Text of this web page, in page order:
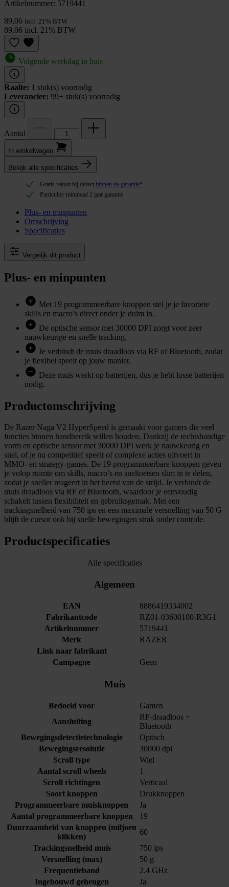
Artikelnummer: 5719441
89,06 Incl. 21% BTW
89,06 incl. 21% BTW
Volgende werkdag in huis
Raalte: 1 stuk(s) voorradig
Leverancier: 99+ stuk(s) voorradig
Aantal
In winkel­wagen
Bekijk alle specificaties
Gratis retour bij defect binnen de garantie*
Particulier minimaal 2 jaar garantie
Plus- en minpunten
Omschrijving
Specificaties
Vergelijk dit product
Plus- en minpunten
Met 19 programmeerbare knoppen stel je je favoriete
skills en macro’s direct onder je duim in.
De optische sensor met 30000 DPI zorgt voor zeer
nauwkeurige en snelle tracking.
Je verbindt de muis draadloos via RF of Bluetooth, zodat
je flexibel speelt op jouw manier.
Deze muis werkt op batterijen, dus je hebt losse batterijen
nodig.
Productomschrijving
De Razer Naga V2 HyperSpeed is gemaakt voor gamers die veel
functies binnen handbereik willen houden. Dankzij de rechtshandige
vorm en optische sensor met 30000 DPI werk je nauwkeurig en
snel, of je nu competitief speelt of complexe acties uitvoert in
MMO- en strategy-games. De 19 programmeerbare knoppen geven
je volop ruimte om skills, macro’s en sneltoetsen slim in te delen,
zodat je sneller reageert in het heetst van de strijd. Je verbindt de
muis draadloos via RF of Bluetooth, waardoor je eenvoudig
schakelt tussen flexibiliteit en gebruiksgemak. Met een
trackingsnelheid van 750 ips en een maximale versnelling van 50 G
blijft de cursor ook bij snelle bewegingen strak onder controle.
Productspecificaties
Alle specificaties
Algemeen
EAN
8886419334002
Fabrikantcode
RZ01-03600100-R3G1
Artikelnummer
5719441
Merk
RAZER
Link naar fabrikant
Campagne
Geen
Muis
Bedoeld voor
Gamen
Aansluiting
RF-draadloos +
Bluetooth
Bewegingsdetectietechnologie
Optisch
Bewegingsresolutie
30000 dpi
Scroll type
Wiel
Aantal scroll wheels
1
Scroll richtingen
Verticaal
Soort knoppen
Drukknoppen
Programmeerbare muisknoppen
Ja
Aantal programmeerbare knoppen
19
Duurzaamheid van knoppen (miljoen
klikken)
60
Trackingsnelheid muis
750 ips
Versnelling (max)
50 g
Frequentieband
2.4 GHz
Ingebouwd geheugen
Ja